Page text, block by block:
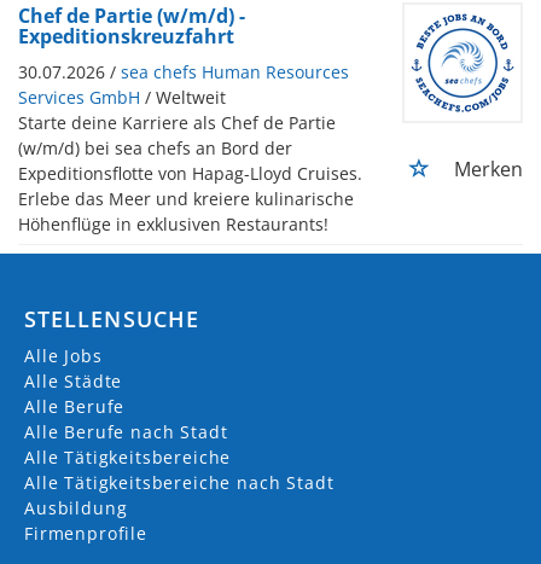
Chef de Partie (w/m/d) -
Expeditionskreuzfahrt
30.07.2026 / sea chefs Human Resources
Services GmbH / Weltweit
Starte deine Karriere als Chef de Partie
(w/m/d) bei sea chefs an Bord der
Expeditionsflotte von Hapag-Lloyd Cruises.
Erlebe das Meer und kreiere kulinarische
Höhenflüge in exklusiven Restaurants!
Merken
STELLENSUCHE
Alle Jobs
Alle Städte
Alle Berufe
Alle Berufe nach Stadt
Alle Tätigkeitsbereiche
Alle Tätigkeitsbereiche nach Stadt
Ausbildung
Firmenprofile